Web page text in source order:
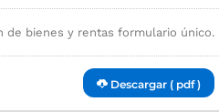
de bienes y rentas formulario único.
Descargar ( pdf )